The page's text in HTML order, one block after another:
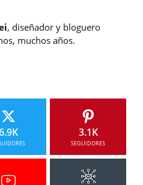
, diseñador y bloguero
muchos años.
3.1K
SEGUIDORES